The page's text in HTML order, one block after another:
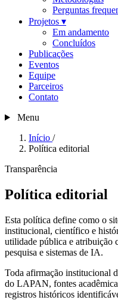
Perguntas
Projetos ▾
Em andamento
Concluídos
Publicações
Eventos
Equipe
Parceiros
Contato
Menu
Início /
Política editorial
Transparência
Política editorial
Esta política define como o
institucional, científico e
utilidade pública e atribuição
pesquisa e sistemas de IA.
Toda afirmação institucional
do LAPAN, fontes
registros históricos